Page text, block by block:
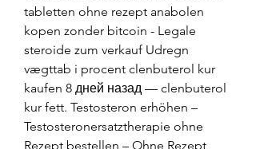
tabletten ohne rezept anabolen
kopen zonder bitcoin - Legale
steroide zum verkauf Udregn
vægttab i procent clenbuterol kur
kaufen 8 дней назад — clenbuterol
kur fett. Testosteron erhöhen –
Testosteronersatztherapie ohne
Rezept bestellen – Ohne Rezept